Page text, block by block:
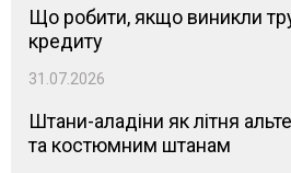
Що робити, якщо виникли
кредиту
31.07.2026
Штани-аладіни як літня
та костюмним штанам